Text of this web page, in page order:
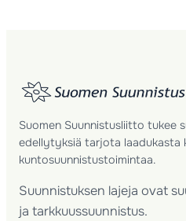
Suomen Suunnistusliitto tukee
edellytyksiä tarjota laadukasta
kuntosuunnistustoimintaa.
Suunnistuksen lajeja ovat
ja tarkkuussuunnistus.